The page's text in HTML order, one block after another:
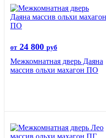
от 24 800 руб
Межкомнатная дверь Даяна
массив ольхи махагон ПО